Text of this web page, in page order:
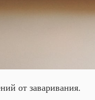
от заваривания.